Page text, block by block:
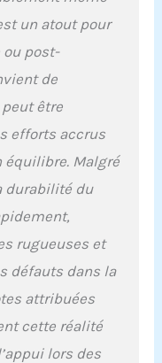
un atout pour
post-
de
être
efforts accrus
équilibre. Malgré
durabilité du
rugueuses et
défauts dans la
attribuées
cette réalité
lors des